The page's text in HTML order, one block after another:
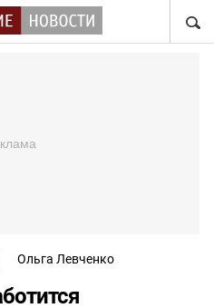
Ольга Левченко